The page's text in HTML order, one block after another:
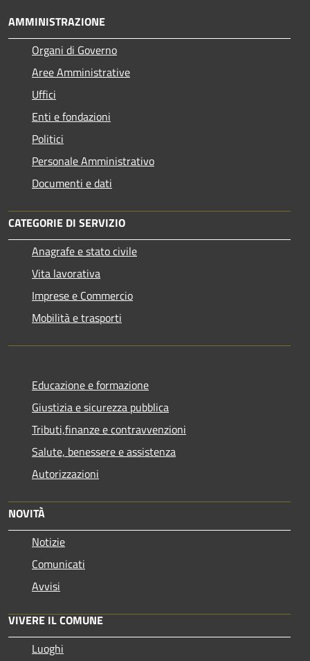
AMMINISTRAZIONE
Organi di Governo
Aree Amministrative
Uffici
Enti e fondazioni
Politici
Personale Amministrativo
Documenti e dati
CATEGORIE DI SERVIZIO
Anagrafe e stato civile
Vita lavorativa
Imprese e Commercio
Mobilità e trasporti
Educazione e formazione
Giustizia e sicurezza pubblica
Tributi,finanze e contravvenzioni
Salute, benessere e assistenza
Autorizzazioni
NOVITÀ
Notizie
Comunicati
Avvisi
VIVERE IL COMUNE
Luoghi